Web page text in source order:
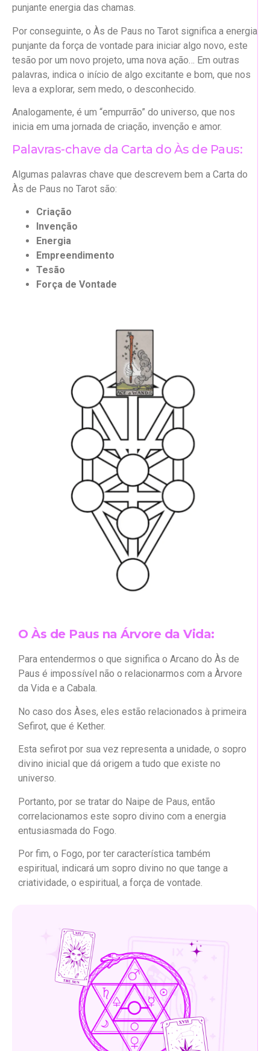
punjante energia das chamas.
Por conseguinte, o Às de Paus no Tarot significa a energia
punjante da força de vontade para iniciar algo novo, este
tesão por um novo projeto, uma nova ação… Em outras
palavras, indica o início de algo excitante e bom, que nos
leva a explorar, sem medo, o desconhecido.
Analogamente, é um “empurrão” do universo, que nos
inicia em uma jornada de criação, invenção e amor.
Palavras-chave da Carta do Às de Paus:
Algumas palavras chave que descrevem bem a Carta do
Às de Paus no Tarot são:
Criação
Invenção
Energia
Empreendimento
Tesão
Força de Vontade
O Às de Paus na Árvore da Vida:
Para entendermos o que significa o Arcano do Às de
Paus é impossível não o relacionarmos com a Àrvore
da Vida e a Cabala.
No caso dos Àses, eles estão relacionados à primeira
Sefirot, que é Kether.
Esta sefirot por sua vez representa a unidade, o sopro
divino inicial que dá origem a tudo que existe no
universo.
Portanto, por se tratar do Naipe de Paus, então
correlacionamos este sopro divino com a energia
entusiasmada do Fogo.
Por fim, o Fogo, por ter característica também
espiritual, indicará um sopro divino no que tange a
criatividade, o espiritual, a força de vontade.